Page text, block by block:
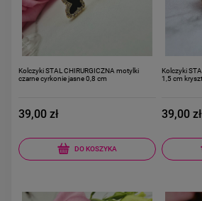
Kolczyki STAL CHIRURGICZNA motylki
czarne cyrkonie jasne 0,8 cm
39,00 zł
DO KOSZYKA
Kolczyki
1,5 cm
39,00 zł